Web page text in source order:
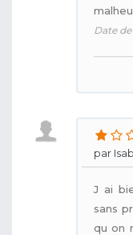
Date
par
J ai
sans
qu on